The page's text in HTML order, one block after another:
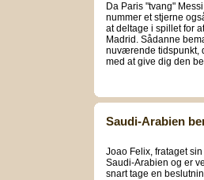
Da Paris "tvang"
nummer et stjerne
at deltage i spillet for
Madrid. Sådanne
nuværende tidspunkt,
med at give dig den
Saudi-Arabien
Joao Felix, frataget sin
Saudi-Arabien og er
snart tage en